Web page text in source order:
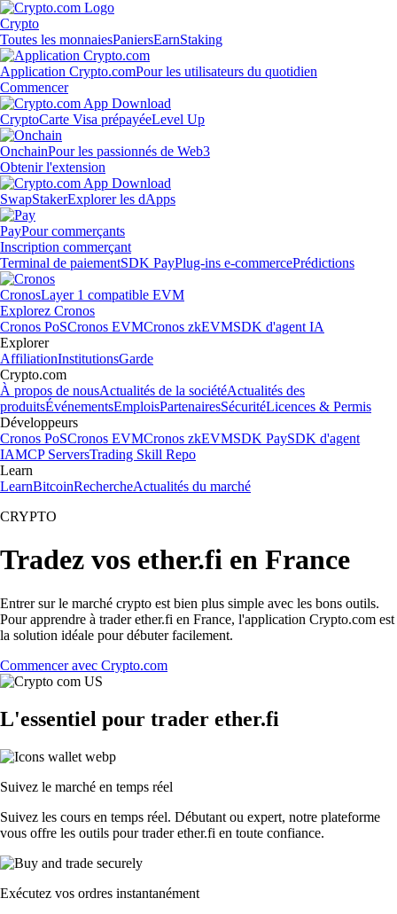
Crypto
Toutes les monnaiesPaniersEarnStaking
Application Crypto.comPour les utilisateurs du quotidien
Commencer
CryptoCarte Visa prépayéeLevel Up
OnchainPour les passionnés de Web3
Obtenir l'extension
SwapStakerExplorer les dApps
PayPour commerçants
Inscription commerçant
Terminal de paiementSDK PayPlug-ins e-commercePrédictions
CronosLayer 1 compatible EVM
Explorez Cronos
Cronos PoSCronos EVMCronos zkEVMSDK d'agent IA
Explorer
AffiliationInstitutionsGarde
Crypto.com
À propos de nousActualités de la sociétéActualités des
produitsÉvénementsEmploisPartenairesSécuritéLicences & Permis
Développeurs
Cronos PoSCronos EVMCronos zkEVMSDK PaySDK d'agent
IAMCP ServersTrading Skill Repo
Learn
LearnBitcoinRechercheActualités du marché
CRYPTO
Tradez vos ether.fi en France
Entrer sur le marché crypto est bien plus simple avec les bons outils.
Pour apprendre à trader ether.fi en France, l'application Crypto.com est
la solution idéale pour débuter facilement.
Commencer avec Crypto.com
L'essentiel pour trader ether.fi
Suivez le marché en temps réel
Suivez les cours en temps réel. Débutant ou expert, notre plateforme
vous offre les outils pour trader ether.fi en toute confiance.
Exécutez vos ordres instantanément